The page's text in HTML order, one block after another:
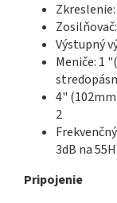
Výstupný
Meniče: 1
4"
2
3dB na
Pripojenie